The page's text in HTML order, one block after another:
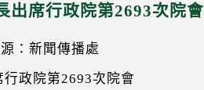
出席行政院第2693次院會
：新聞傳播處
政院第2693次院會